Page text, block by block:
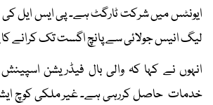
ایونٹس میں شرکت ٹارگٹ ہے۔ پی ایس ایل کی
لیگ انیس جولائی سے پانچ اگست تک کرانے
انہوں نے کہا کہ والی بال فیڈریشن
خدمات حاصل کررہی ہے۔ غیر ملکی کوچ